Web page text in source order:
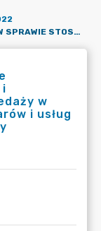
OR.0050.59.2022_FB W SPRAWIE STOSOWANIA PREWSPÓŁCZYNNIKA I WSPÓŁCZYNNIKA STRUKTURY SPRZEDAŻY W ROZLICZENIACH PODATKU OD TOWARÓW I USŁUG W URZĘDZIE GMINY MIEJSKIEJ ŻORY
i
w
i usług